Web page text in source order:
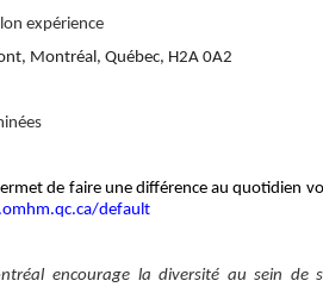
expérience
Montréal, Québec, H2A 0A2
de faire une différence au quotidien
default
encourage la diversité au sein de